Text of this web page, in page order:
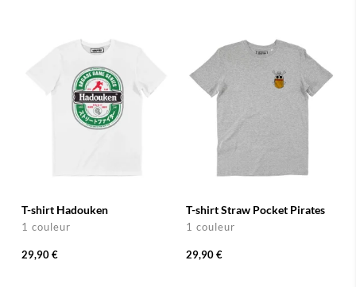
T-shirt Hadouken
1 couleur
29,90 €
T-shirt Straw Pocket Pirates
1 couleur
29,90 €